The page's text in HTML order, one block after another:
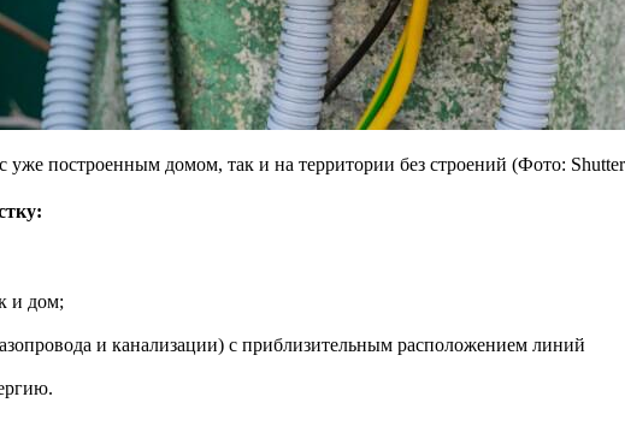
уже построенным домом, так и на территории без строений (Фото:
и дом;
и канализации) с приблизительным расположением линий